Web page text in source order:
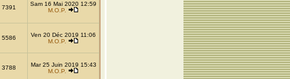
7391
Sam 16 Mai 2020 12:59
M.O.P.
5586
Ven 20 Déc 2019 11:06
M.O.P.
3788
Mar 25 Juin 2019 15:43
M.O.P.